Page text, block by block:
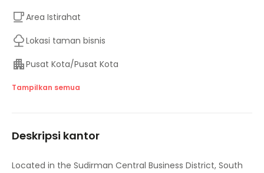
Area Istirahat
Lokasi taman bisnis
Pusat Kota/Pusat Kota
Tempat Penitipan Anak
Jaringan transportasi utama
Tampilkan semua
Deskripsi kantor
Located in the Sudirman Central Business District, South